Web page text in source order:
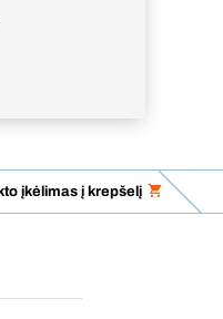
įkėlimas į krepšelį